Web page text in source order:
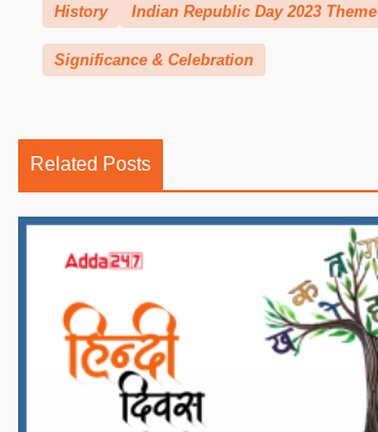
History Indian Republic Day 2023 Theme
Significance & Celebration
Related Posts